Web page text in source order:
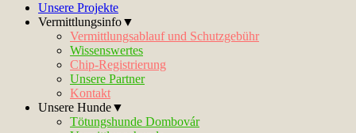
Unsere Projekte
Vermittlungsinfo▼
Vermittlungsablauf und Schutzgebühr
Wissenswertes
Chip-Registrierung
Unsere Partner
Kontakt
Unsere Hunde▼
Tötungshunde Dombovár